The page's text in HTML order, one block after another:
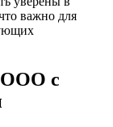
важно для
ООО с